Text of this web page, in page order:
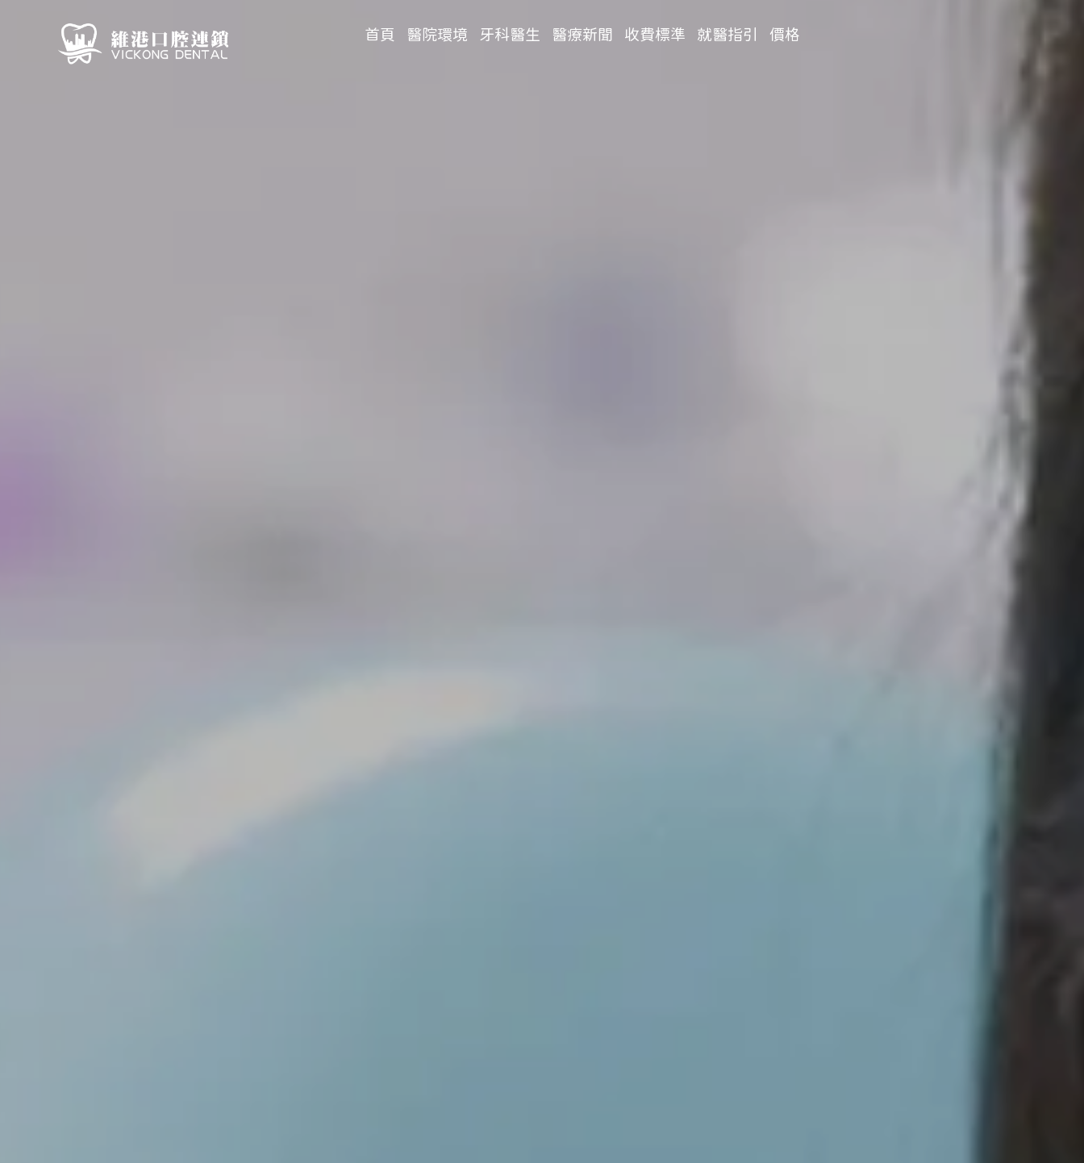
首頁 醫院環境 牙科醫生 醫療新聞 收費標準 就醫指引 價格